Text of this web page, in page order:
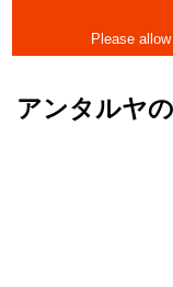
アンタルヤ